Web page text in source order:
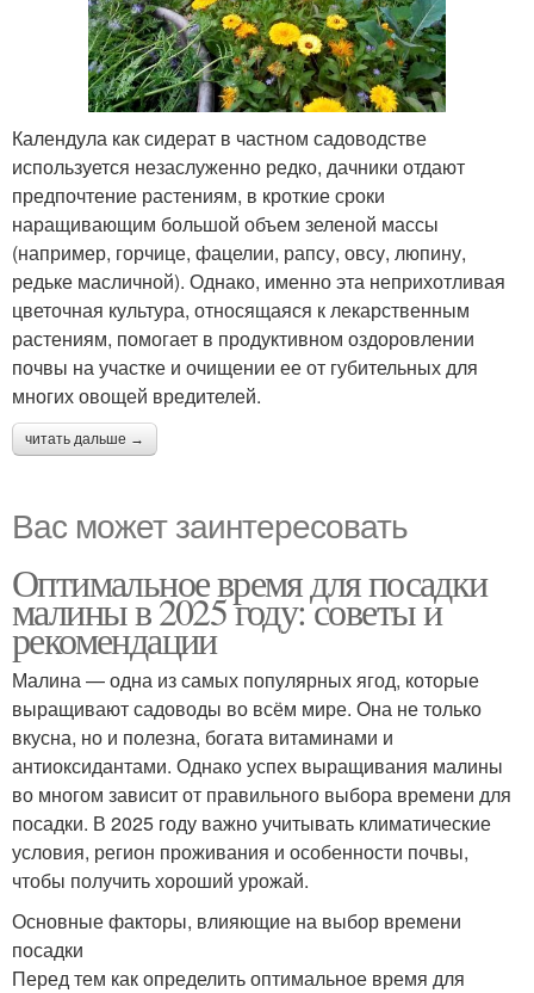
Календула как сидерат в частном садоводстве
используется незаслуженно редко, дачники отдают
предпочтение растениям, в кроткие сроки
наращивающим большой объем зеленой массы
(например, горчице, фацелии, рапсу, овсу, люпину,
редьке масличной). Однако, именно эта неприхотливая
цветочная культура, относящаяся к лекарственным
растениям, помогает в продуктивном оздоровлении
почвы на участке и очищении ее от губительных для
многих овощей вредителей.
читать дальше →
Вас может заинтересовать
Оптимальное время для посадки
малины в 2025 году: советы и
рекомендации
Малина — одна из самых популярных ягод, которые
выращивают садоводы во всём мире. Она не только
вкусна, но и полезна, богата витаминами и
антиоксидантами. Однако успех выращивания малины
во многом зависит от правильного выбора времени для
посадки. В 2025 году важно учитывать климатические
условия, регион проживания и особенности почвы,
чтобы получить хороший урожай.
Основные факторы, влияющие на выбор времени
посадки
Перед тем как определить оптимальное время для